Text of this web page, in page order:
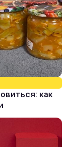
как